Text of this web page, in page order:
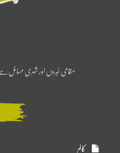
مقامی خبروں اور شہری مسائل
کالم